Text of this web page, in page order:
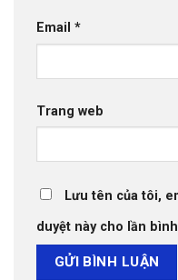
Email *
Trang web
Lưu tên của tôi,
duyệt này cho lần